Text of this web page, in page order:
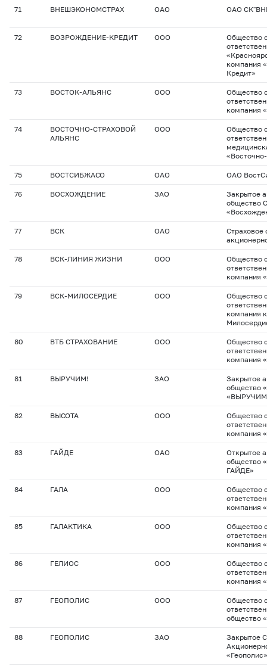
71 ВНЕШЭКОНОМСТРАХ ОАО ОАО
72 ВОЗРОЖДЕНИЕ-КРЕДИТ ООО
Общество
компания
Кредит»
73 ВОСТОК-АЛЬЯНС ООО
Общество
компания
74
ВОСТОЧНО-СТРАХОВОЙ
АЛЬЯНС
ООО
Общество
75 ВОСТСИБЖАСО ОАО ОАО
76 ВОСХОЖДЕНИЕ ЗАО
Закрытое
общество
77 ВСК ОАО
Страховое
78 ВСК-ЛИНИЯ ЖИЗНИ ООО
Общество
компания
79 ВСК-МИЛОСЕРДИЕ ООО
Общество
компания
80 ВТБ СТРАХОВАНИЕ ООО
Общество
компания
81 ВЫРУЧИМ! ЗАО
Закрытое
общество
82 ВЫСОТА ООО
Общество
компания
83 ГАЙДЕ ОАО
Открытое
общество
ГАЙДЕ»
84 ГАЛА ООО
Общество
компания
85 ГАЛАКТИКА ООО
Общество
компания
86 ГЕЛИОС ООО
Общество
компания
87 ГЕОПОЛИС ООО
Общество
общество
88 ГЕОПОЛИС ЗАО
Закрытое
«Геополис»